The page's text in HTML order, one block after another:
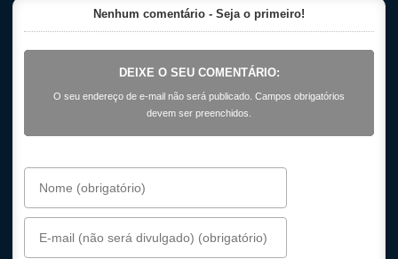
Nenhum comentário - Seja o primeiro!
DEIXE O SEU COMENTÁRIO:
O seu endereço de e-mail não será publicado. Campos obrigatórios
devem ser preenchidos.